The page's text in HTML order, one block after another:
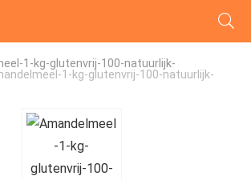
1-kg-glutenvrij-100-natuurlijk-
1-kg-glutenvrij-100-natuurlijk-